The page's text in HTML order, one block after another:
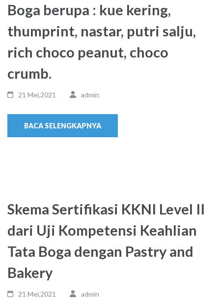
Boga berupa : kue kering,
thumprint, nastar, putri salju,
rich choco peanut, choco
crumb.
21 Mei,2021 admin
BACA SELENGKAPNYA
Skema Sertifikasi KKNI Level II
dari Uji Kompetensi Keahlian
Tata Boga dengan Pastry and
Bakery
21 Mei,2021 admin